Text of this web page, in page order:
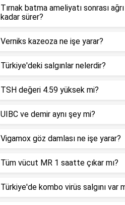
Tırnak batma ameliyatı sonrası
kadar sürer?
Verniks kazeoza ne işe yarar?
Türkiye'deki salgınlar nelerdir?
TSH değeri 4.59 yüksek mi?
UIBC ve demir aynı şey mi?
Vigamox göz damlası ne işe yarar?
Tüm vücut MR 1 saatte çıkar mı?
Türkiye'de kombo virüs salgını var